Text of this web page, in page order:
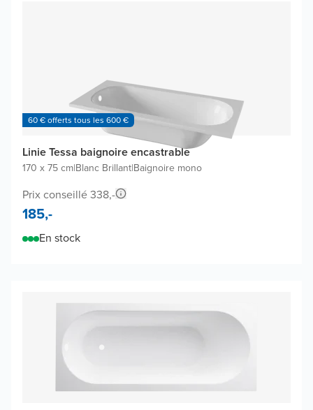
60 € offerts tous les 600 €
Linie Tessa baignoire encastrable
170 x 75 cm|Blanc Brillant|Baignoire mono
Prix conseillé 338,-
185,-
En stock